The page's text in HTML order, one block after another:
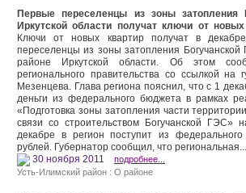
Первые переселенцы из зоны затопления
Иркутской области получат ключи от
Ключи от новых квартир получат в
переселенцы из зоны затопления
районе Иркутской области. Об этом
регионального правительства со ссылкой на
Мезенцева. Глава региона пояснил, что с 1
деньги из федерального бюджета в рамках
«Подготовка зоны затопления части
связи со строительством Богучанской ГЭС»
декабре в регион поступит из
рублей. Губернатор сообщил, что
30 ноября 2011 подробнее...
Усть-Илимский район : О районе